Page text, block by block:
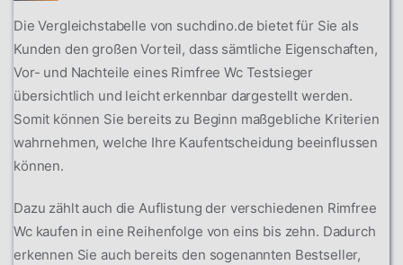
Die Vergleichstabelle von suchdino.de bietet für Sie als
Kunden den großen Vorteil, dass sämtliche Eigenschaften,
Vor- und Nachteile eines Rimfree Wc Testsieger
übersichtlich und leicht erkennbar dargestellt werden.
Somit können Sie bereits zu Beginn maßgebliche Kriterien
wahrnehmen, welche Ihre Kaufentscheidung beeinflussen
können.
Dazu zählt auch die Auflistung der verschiedenen Rimfree
Wc kaufen in eine Reihenfolge von eins bis zehn. Dadurch
erkennen Sie auch bereits den sogenannten Bestseller,